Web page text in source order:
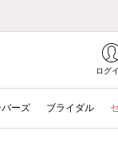
ログ
バーズ ブライダル